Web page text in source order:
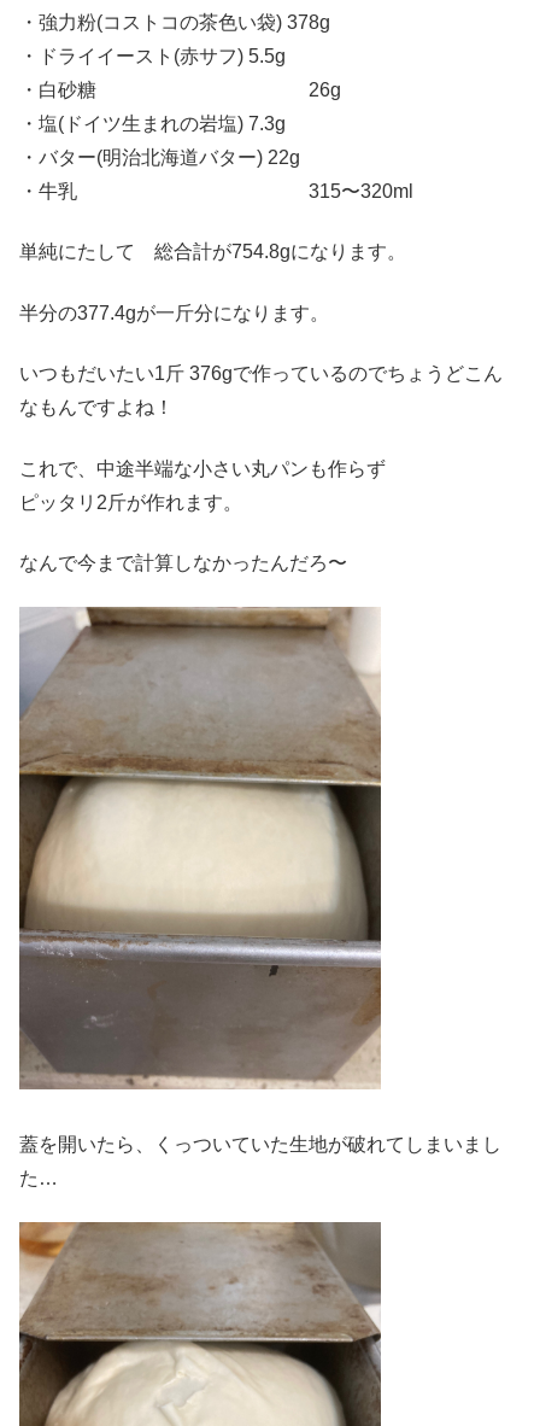
・強力粉(コストコの茶色い袋) 378g
・ドライイースト(赤サフ) 5.5g
・白砂糖 26g
・塩(ドイツ生まれの岩塩) 7.3g
・バター(明治北海道バター) 22g
・牛乳 315〜320ml
単純にたして 総合計が754.8gになります。
半分の377.4gが一斤分になります。
いつもだいたい1斤 376gで作っているのでちょうどこん
なもんですよね！
これで、中途半端な小さい丸パンも作らず
ピッタリ2斤が作れます。
なんで今まで計算しなかったんだろ〜
蓋を開いたら、くっついていた生地が破れてしまいまし
た…